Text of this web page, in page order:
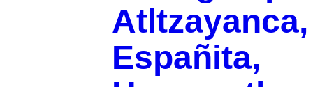
Atltzayanca,
Españita,